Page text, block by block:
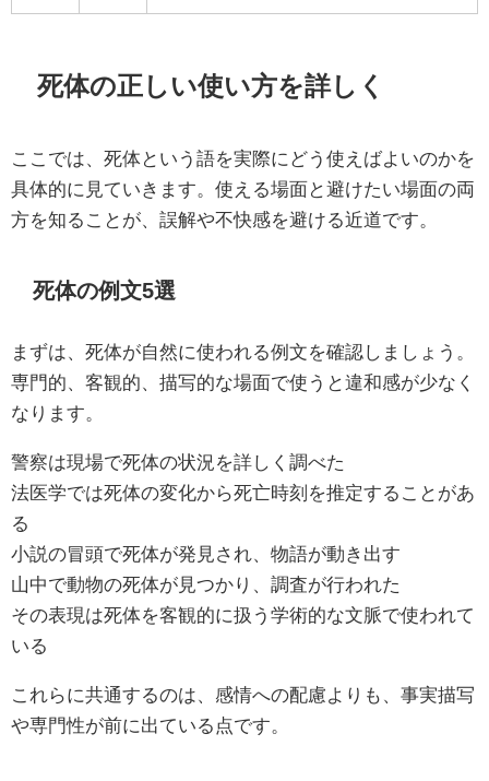
死体の正しい使い方を詳しく
ここでは、死体という語を実際にどう使えばよいのかを
具体的に見ていきます。使える場面と避けたい場面の両
方を知ることが、誤解や不快感を避ける近道です。
死体の例文5選
まずは、死体が自然に使われる例文を確認しましょう。
専門的、客観的、描写的な場面で使うと違和感が少なく
なります。
警察は現場で死体の状況を詳しく調べた
法医学では死体の変化から死亡時刻を推定することがあ
る
小説の冒頭で死体が発見され、物語が動き出す
山中で動物の死体が見つかり、調査が行われた
その表現は死体を客観的に扱う学術的な文脈で使われて
いる
これらに共通するのは、感情への配慮よりも、事実描写
や専門性が前に出ている点です。